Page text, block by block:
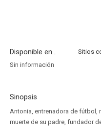
Disponible en...
Sin información
Sinopsis
Antonia, entrenadora de fútbol,
muerte de su padre, fundador